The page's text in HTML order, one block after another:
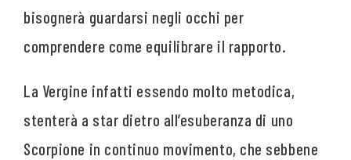
bisognerà guardarsi negli occhi per
comprendere come equilibrare il rapporto.
La Vergine infatti essendo molto metodica,
stenterà a star dietro all’esuberanza di uno
Scorpione in continuo movimento, che sebbene